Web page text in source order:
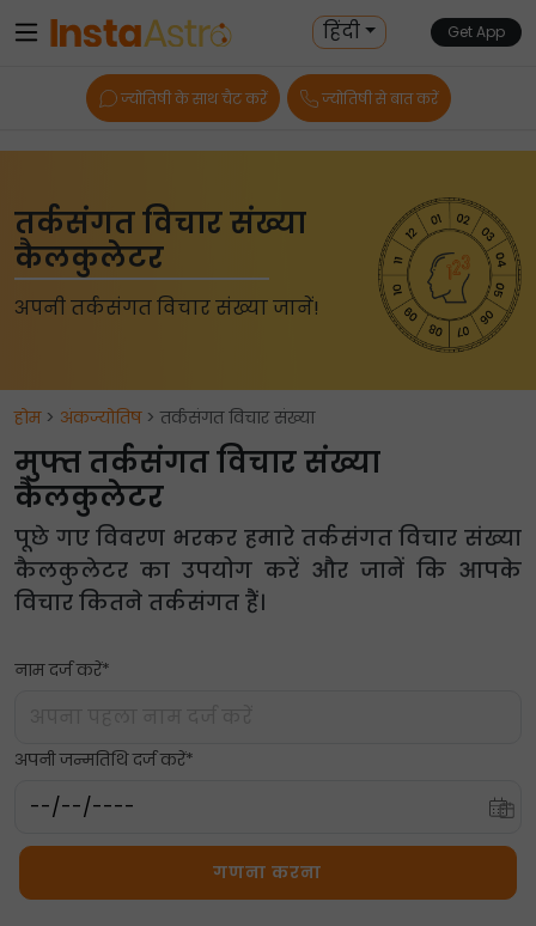
हिंदी Get App
ज्योतिषी के साथ चैट करें ज्योतिषी से बात करें
तर्कसंगत विचार संख्या
कैलकुलेटर
अपनी तर्कसंगत विचार संख्या जानें!
होम> अंकज्योतिष> तर्कसंगत विचार संख्या
मुफ्त तर्कसंगत विचार संख्या
कैलकुलेटर
पूछे गए विवरण भरकर हमारे तर्कसंगत विचार संख्या
कैलकुलेटर का उपयोग करें और जानें कि आपके
विचार कितने तर्कसंगत हैं।
नाम दर्ज करें*
अपनी जन्मतिथि दर्ज करें*
गणना करना